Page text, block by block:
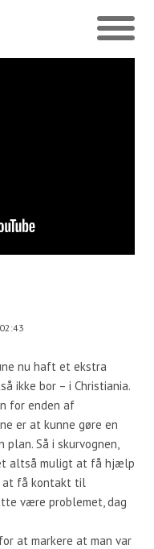
nu haft et ekstra
ikke bor – i Christiania.
for enden af
er at kunne gøre en
Så i skurvognen,
altså muligt at få hjælp
at få kontakt til
være problemet, dag
at markere at man var